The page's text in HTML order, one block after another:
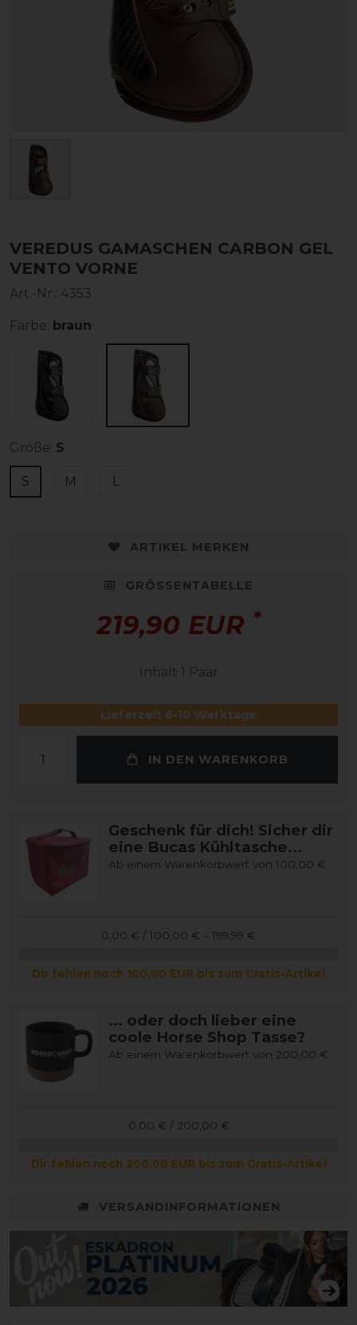
VEREDUS GAMASCHEN CARBON GEL
VENTO VORNE
Art.-Nr.: 4353
Farbe: braun
Größe: S
S M L
ARTIKEL MERKEN
GRÖSSENTABELLE
219,90 EUR *
Inhalt 1 Paar
Lieferzeit 6-10 Werktage
IN DEN WARENKORB
Geschenk für dich! Sicher dir
eine Bucas Kühltasche...
Ab einem Warenkorbwert von 100,00 €
0,00 € / 100,00 € – 199,99 €
Dir fehlen noch 100,00 EUR bis zum Gratis-Artikel
... oder doch lieber eine
coole Horse Shop Tasse?
Ab einem Warenkorbwert von 200,00 €
0,00 € / 200,00 €
Dir fehlen noch 200,00 EUR bis zum Gratis-Artikel
VERSANDINFORMATIONEN